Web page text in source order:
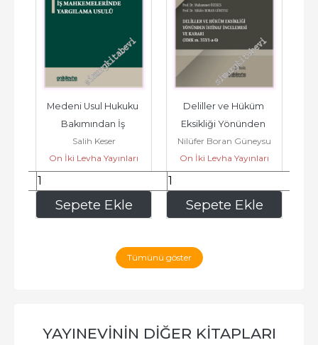
Sepete Ekle
Medeni Usul Hukuku
Bakımından İş
Mahkemeleri ve İş
Mahkemelerinde...
Salih Keser
On İki Levha Yayınları
1.125,00 Sepete Ekle
Deliller ve Hüküm
Eksikliği Yönünden
İstinaf İncelemesi ve
Karar (HMK m....
Nilüfer Boran Güneysu
On İki Levha Yayınları
873,00
Tümünü göster
YAYINEVININ DIĞER KITAPLARI